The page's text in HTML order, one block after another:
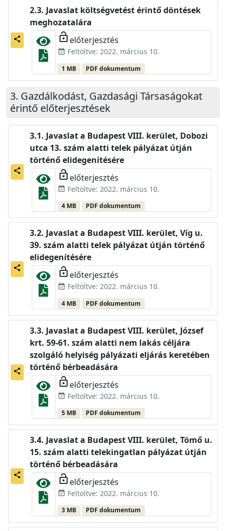
share
Javaslat költségvetést érintő döntések
meghozatalára
lock_open előterjesztés
event_available Feltöltve: 2022. március 10.
1 MB PDF dokumentum
Gazdálkodást, Gazdasági Társaságokat
érintő előterjesztések
share
Javaslat a Budapest VIII. kerület, Dobozi
utca 13. szám alatti telek pályázat útján
történő elidegenítésére
lock_open előterjesztés
event_available Feltöltve: 2022. március 10.
4 MB PDF dokumentum
share
Javaslat a Budapest VIII. kerület, Víg u.
39. szám alatti telek pályázat útján történő
elidegenítésére
lock_open előterjesztés
event_available Feltöltve: 2022. március 10.
4 MB PDF dokumentum
share
Javaslat a Budapest VIII. kerület, József
krt. 59-61. szám alatti nem lakás céljára
szolgáló helyiség pályázati eljárás keretében
történő bérbeadására
lock_open előterjesztés
event_available Feltöltve: 2022. március 10.
5 MB PDF dokumentum
share
Javaslat a Budapest VIII. kerület, Tömő u.
15. szám alatti telekingatlan pályázat útján
történő bérbeadására
lock_open előterjesztés
event_available Feltöltve: 2022. március 10.
3 MB PDF dokumentum